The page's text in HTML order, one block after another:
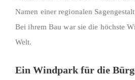
Namen einer regionalen
Bei ihrem Bau war sie die höchste
Welt.
Ein Windpark für die